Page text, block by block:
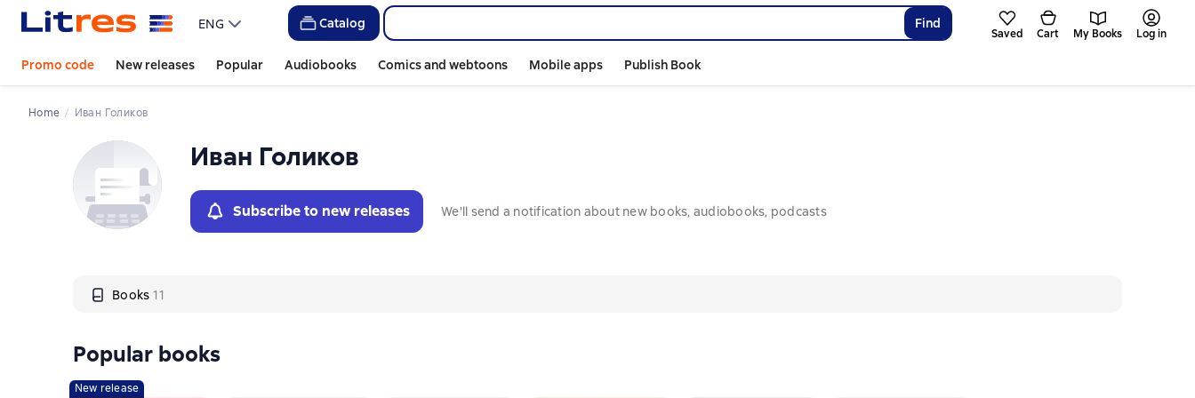
ENG Catalog Find
Saved Cart My Books Log in
Promo code New releases Popular Audiobooks Comics and webtoons Mobile apps Publish Book
Home Иван Голиков
Иван Голиков
Subscribe to new releases We'll send a notification about new books, audiobooks, podcasts
Books 11
Слайдер с книгами
Popular books
New release
Слайдер с книгами